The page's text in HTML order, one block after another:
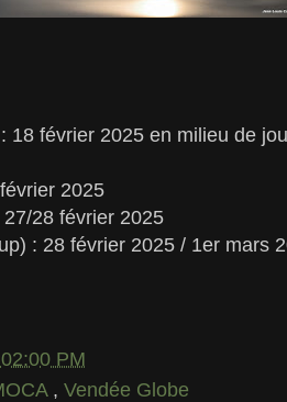
18 février 2025 en milieu de
2025
28 février 2025
: 28 février 2025 / 1er mars
PM
, Vendée Globe